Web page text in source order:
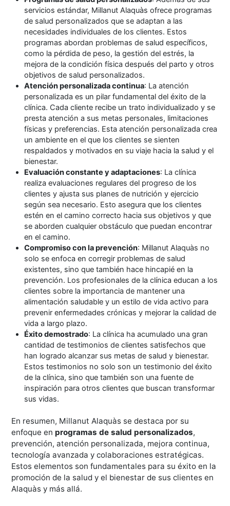
servicios estándar, Millanut Alaquàs ofrece programas
de salud personalizados que se adaptan a las
necesidades individuales de los clientes. Estos
programas abordan problemas de salud específicos,
como la pérdida de peso, la gestión del estrés, la
mejora de la condición física después del parto y otros
objetivos de salud personalizados.
Atención personalizada continua: La atención
personalizada es un pilar fundamental del éxito de la
clínica. Cada cliente recibe un trato individualizado y se
presta atención a sus metas personales, limitaciones
físicas y preferencias. Esta atención personalizada crea
un ambiente en el que los clientes se sienten
respaldados y motivados en su viaje hacia la salud y el
bienestar.
Evaluación constante y adaptaciones: La clínica
realiza evaluaciones regulares del progreso de los
clientes y ajusta sus planes de nutrición y ejercicio
según sea necesario. Esto asegura que los clientes
estén en el camino correcto hacia sus objetivos y que
se aborden cualquier obstáculo que puedan encontrar
en el camino.
Compromiso con la prevención: Millanut Alaquàs no
solo se enfoca en corregir problemas de salud
existentes, sino que también hace hincapié en la
prevención. Los profesionales de la clínica educan a los
clientes sobre la importancia de mantener una
alimentación saludable y un estilo de vida activo para
prevenir enfermedades crónicas y mejorar la calidad de
vida a largo plazo.
Éxito demostrado: La clínica ha acumulado una gran
cantidad de testimonios de clientes satisfechos que
han logrado alcanzar sus metas de salud y bienestar.
Estos testimonios no solo son un testimonio del éxito
de la clínica, sino que también son una fuente de
inspiración para otros clientes que buscan transformar
sus vidas.
En resumen, Millanut Alaquàs se destaca por su
enfoque en programas de salud personalizados,
prevención, atención personalizada, mejora continua,
tecnología avanzada y colaboraciones estratégicas.
Estos elementos son fundamentales para su éxito en la
promoción de la salud y el bienestar de sus clientes en
Alaquàs y más allá.